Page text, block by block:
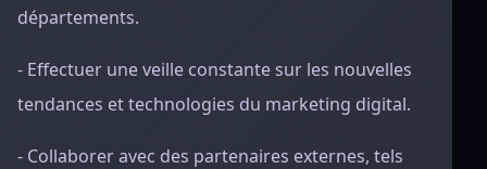
départements.
- Effectuer une veille constante sur les nouvelles
tendances et technologies du marketing digital.
- Collaborer avec des partenaires externes, tels